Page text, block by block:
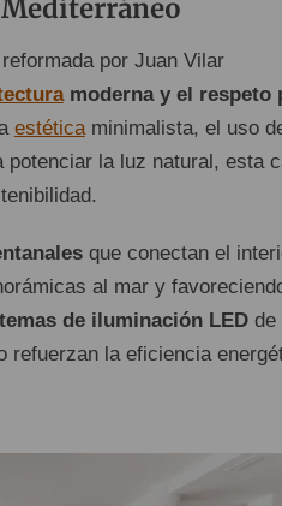
por Juan Vilar
moderna y el respeto
estéticaminimalista, el uso
potenciar la luz natural, esta
que conectan el
al mar y
de iluminación LEDde
refuerzan la eficiencia